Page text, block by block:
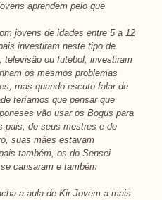
aprendem pelo que
jovens de idades entre 5 a 12
investiram neste tipo de
televisão ou futebol, investiram
os mesmos problemas
mas quando escuto falar de
teríamos que pensar que
vão usar os Bogus para
pais, de seus mestres e de
suas mães estavam
também, os do Sensei
cansaram e também
a aula de Kir Jovem a mais